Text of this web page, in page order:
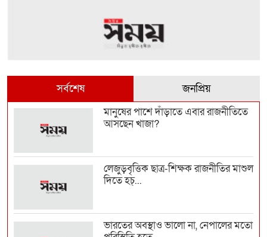
সর্বশেষ
জনপ্রিয়
মানুষের পাশে দাঁড়াতে এবার রাজনীতিতে
আসছেন খাজা?
লেজুড়বৃত্তিক ছাত্র-শিক্ষক রাজনীতির মাশুল
দিতে হচ্...
ভারতের অবস্থাও ভালো না, নেপালের মতো